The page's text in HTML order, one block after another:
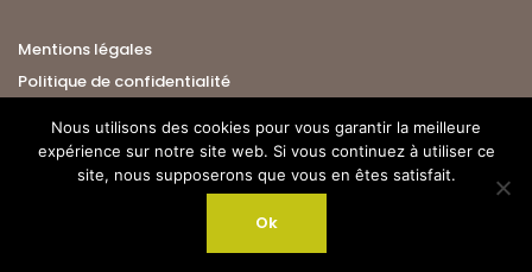
Mentions légales
Politique de confidentialité
Nous utilisons des cookies pour vous garantir la meilleure
expérience sur notre site web. Si vous continuez à utiliser ce
site, nous supposerons que vous en êtes satisfait.
Ok